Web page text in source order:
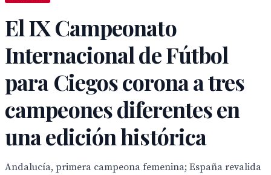
El IX Campeonato
Internacional de Fútbol
para Ciegos corona a tres
campeones diferentes en
una edición histórica
Andalucía, primera campeona femenina; España revalida